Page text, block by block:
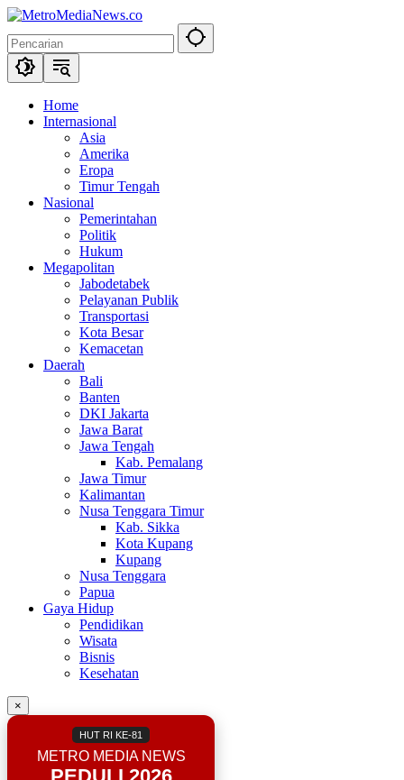
Langsung
konten
Home
Internasional
Asia
Amerika
Eropa
Timur Tengah
Nasional
Pemerintahan
Politik
Hukum
Megapolitan
Jabodetabek
Pelayanan Publik
Transportasi
Kota Besar
Kemacetan
Daerah
Bali
Banten
DKI Jakarta
Jawa Barat
Jawa Tengah
Kab. Pemalang
Jawa Timur
Kalimantan
Nusa Tenggara Timur
Kab. Sikka
Kota Kupang
Kupang
Nusa Tenggara
Papua
Gaya Hidup
Pendidikan
Wisata
Bisnis
Kesehatan
×
HUT RI KE-81
METRO MEDIA NEWS